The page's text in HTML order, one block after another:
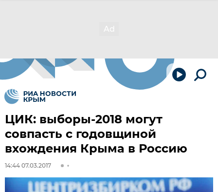
ЦИК: выборы-2018 могут
совпасть с годовщиной
вхождения Крыма в Россию
14:44 07.03.2017